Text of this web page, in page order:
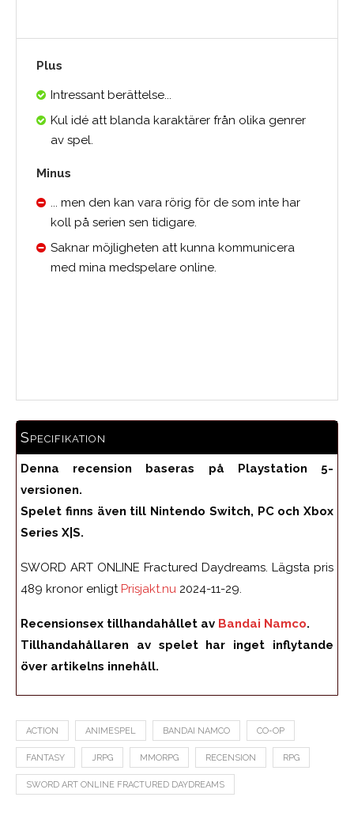
Plus
Intressant berättelse...
Kul idé att blanda karaktärer från olika genrer
av spel.
Minus
... men den kan vara rörig för de som inte har
koll på serien sen tidigare.
Saknar möjligheten att kunna kommunicera
med mina medspelare online.
Specifikation
Denna recension baseras på Playstation 5-
versionen.
Spelet finns även till Nintendo Switch, PC och Xbox
Series X|S.
SWORD ART ONLINE Fractured Daydreams. Lägsta pris
489 kronor enligt Prisjakt.nu 2024-11-29.
Recensionsex tillhandahållet av Bandai Namco.
Tillhandahållaren av spelet har inget inflytande
över artikelns innehåll.
ACTION ANIMESPEL BANDAI NAMCO CO-OP
FANTASY JRPG MMORPG RECENSION RPG
SWORD ART ONLINE FRACTURED DAYDREAMS